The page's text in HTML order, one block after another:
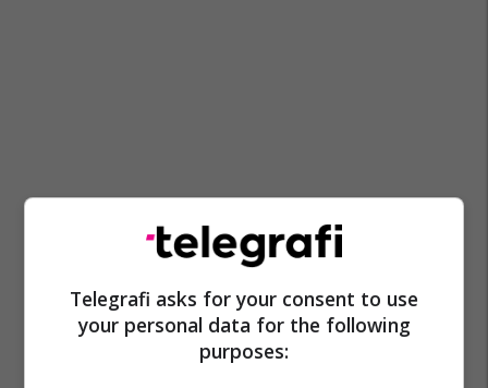
Telegrafi asks for your consent to use
your personal data for the following
purposes: